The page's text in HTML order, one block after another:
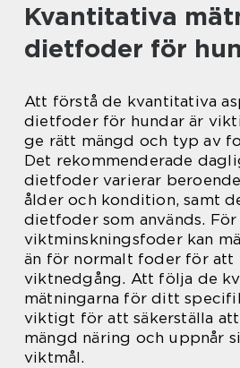
Kvantitativa
dietfoder för
Att förstå de kvantitativa
dietfoder för hundar är
ge rätt mängd och typ av
Det rekommenderade
dietfoder varierar
ålder och kondition, samt
dietfoder som används. För
viktminskningsfoder kan
än för normalt foder för att
viktnedgång. Att följa de
mätningarna för ditt
viktigt för att säkerställa
mängd näring och uppnår
viktmål.